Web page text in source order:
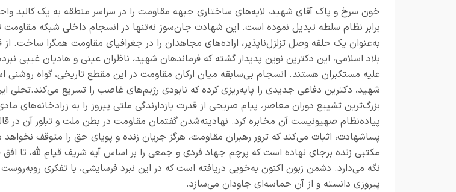
خون سرخ و پاک آقای شهید، لایه‌های ساختاری جبهه مقاومت را در سراسر منطقه به یک کالبد
برابر نظام سلطه تبدیل نموده است. این شهادت جان‌سوز نه‌تنها در انسجام داخلی شبکه مقاومت
به‌عنوان یک حلقه وصل تزلزل‌ناپذیر، اراده‌های مجاهدان را در جغرافیای مقاومت همگرا ساخت.
بلاد اسلامی، این دکترین نوین پدیدار گشته که فرماندهان شهید، ناظران عینی و هادیان غیبی
علیه مستکبران هستند. انسجام بی‌سابقه میان ارکان مقاومت در این مقطع تاریخی، گواه
شهید، دکترین دفاعی جدیدی را پایه‌ریزی کرده که نابودی رژیم‌های غاصب را تسریع می‌کند.تجلی
بزرگ‌ترین تشییع دوران معاصر، پیام صریحی از قدرت بازدارندگی ملتی پیروز را به زرادخانه‌های
پیاده‌نظام صهیونیست آن مخابره کرد. نهادینه‌شدن گفتمان مقاومت در بطن ملت و تبلور آن در
پساشهادت، اثبات می‌کند که ترور رهبران مقاومت، هرگز جریان زنده و پویای حق را متوقف
مکتبی زنده برجای نهاده است که پرچم جهاد فردی و جمعی را بر اساس آیه شریف قیامِ لله، تا افق
نگه می‌دارد. دشمن زبون اکنون به‌خوبی دریافته است که در این نبرد فرسایشی، با تفکری روبه‌روست
پیروزی دانسته و از آن حماسه‌ای جاودان می‌سازد.